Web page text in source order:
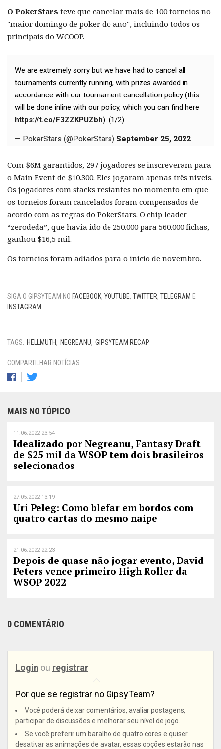
O PokerStars teve que cancelar mais de 100 torneios no
"maior domingo de poker do ano", incluindo todos os
principais do WCOOP.
We are extremely sorry but we have had to cancel all
tournaments currently running, with prizes awarded in
accordance with our tournament cancellation policy (this
will be done inline with our policy, which you can find here
https://t.co/F3ZZKPUZbh). (1/2)
— PokerStars (@PokerStars) September 25, 2022
Com $6M garantidos, 297 jogadores se inscreveram para
o Main Event de $10.300. Eles jogaram apenas três níveis.
Os jogadores com stacks restantes no momento em que
os torneios foram cancelados foram compensados ​​de
acordo com as regras do PokerStars. O chip leader
“zerodeda”, que havia ido de 250.000 para 560.000 fichas,
ganhou $16,5 mil.
Os torneios foram adiados para o início de novembro.
SIGA O GIPSYTEAM NO FACEBOOK, YOUTUBE, TWITTER, TELEGRAM E
INSTAGRAM
TAGS: HELLMUTH NEGREANU GIPSYTEAM RECAP
COMPARTILHAR NOTÍCIAS
MAIS NO TÓPICO
11.06.2022 23:54
Idealizado por Negreanu, Fantasy Draft
de $25 mil da WSOP tem dois brasileiros
selecionados
27.05.2022 13:19
Uri Peleg: Como blefar em bordos com
quatro cartas do mesmo naipe
21.06.2022 22:23
Depois de quase não jogar evento, David
Peters vence primeiro High Roller da
WSOP 2022
0 COMENTÁRIO
Login ou registrar
Por que se registrar no GipsyTeam?
Você poderá deixar comentários, avaliar postagens,
participar de discussões e melhorar seu nível de jogo.
Se você preferir um baralho de quatro cores e quiser
desativar as animações de avatar, essas opções estarão nas